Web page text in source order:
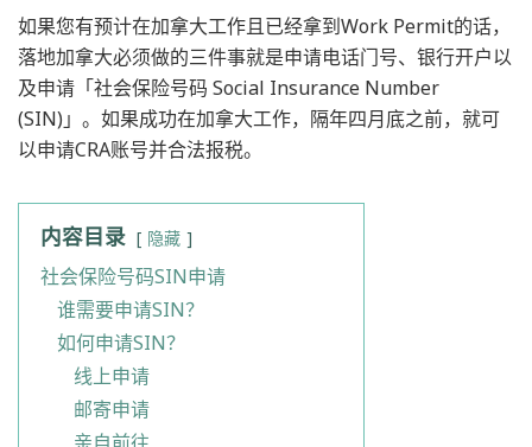
如果您有预计在加拿大工作且已经拿到Work Permit的话，
落地加拿大必须做的三件事就是申请电话门号、银行开户以
及申请「社会保险号码 Social Insurance Number
(SIN)」。如果成功在加拿大工作，隔年四月底之前，就可
以申请CRA账号并合法报税。
内容目录 隐藏
社会保险号码SIN申请
谁需要申请SIN？
如何申请SIN？
线上申请
邮寄申请